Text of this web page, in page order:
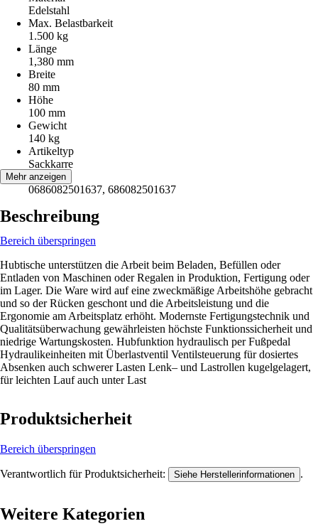
Edelstahl
Max. Belastbarkeit
1.500 kg
Länge
1,380 mm
Breite
80 mm
Höhe
100 mm
Gewicht
140 kg
Artikeltyp
Sackkarre
EAN
0686082501637, 686082501637
Mehr anzeigen
Beschreibung
Bereich überspringen
Hubtische unterstützen die Arbeit beim Beladen, Befüllen oder
Entladen von Maschinen oder Regalen in Produktion, Fertigung oder
im Lager. Die Ware wird auf eine zweckmäßige Arbeitshöhe gebracht
und so der Rücken geschont und die Arbeitsleistung und die
Ergonomie am Arbeitsplatz erhöht. Modernste Fertigungstechnik und
Qualitätsüberwachung gewährleisten höchste Funktionssicherheit und
niedrige Wartungskosten. Hubfunktion hydraulisch per Fußpedal
Hydraulikeinheiten mit Überlastventil Ventilsteuerung für dosiertes
Absenken auch schwerer Lasten Lenk– und Lastrollen kugelgelagert,
für leichten Lauf auch unter Last
Produktsicherheit
Bereich überspringen
Verantwortlich für Produktsicherheit: Siehe Herstellerinformationen .
Weitere Kategorien